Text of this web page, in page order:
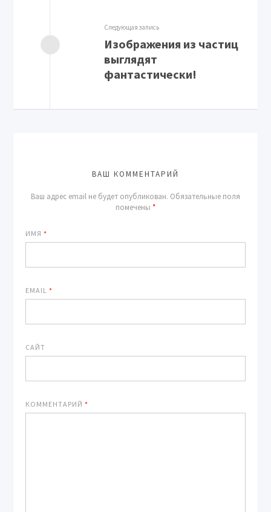
Следующая запись
Изображения из частиц
выглядят
фантастически!
ВАШ КОММЕНТАРИЙ
Ваш адрес email не будет опубликован. Обязательные поля
помечены *
ИМЯ*
EMAIL*
САЙТ
КОММЕНТАРИЙ*